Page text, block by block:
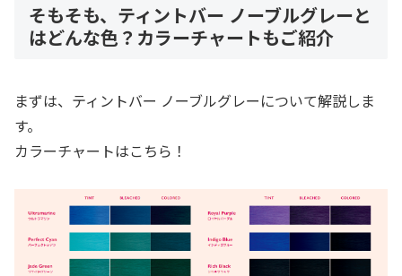
そもそも、ティントバー ノーブルグレーと
はどんな色？カラーチャートもご紹介
まずは、ティントバー ノーブルグレーについて解説しま
す。
カラーチャートはこちら！